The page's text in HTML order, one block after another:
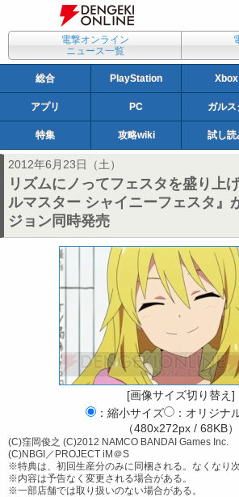
電撃オンライン
ニュース一覧
総合 PlayStation Xbox
アプリ PC ガルス
特集 攻略wiki 試し読
2012年6月23日（土）
リズムにノってフェスタを盛り上
ルマスター シャイニーフェスタ』
ジョン同時発売
[画像サイズ切り替え]
：縮小サイズ
：オリジナ
（480x272px / 68KB）
(C)窪岡俊之 (C)2012 NAMCO BANDAI Games Inc.
(C)NBGI／PROJECT iM＠S
※特典は、初回生産分のみに同梱される。なくなり次
※内容は予告なく変更される場合がある。
※一部店舗では取り扱いのない場合がある。